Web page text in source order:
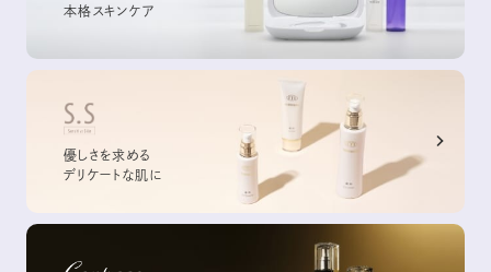
が、ご使用については、なんら問題はありません。成分の特性上、ご購
入後6ヶ月以内にお使いいただくことをおすすめします。
本格スキンケア
優しさを求める
デリケートな肌に